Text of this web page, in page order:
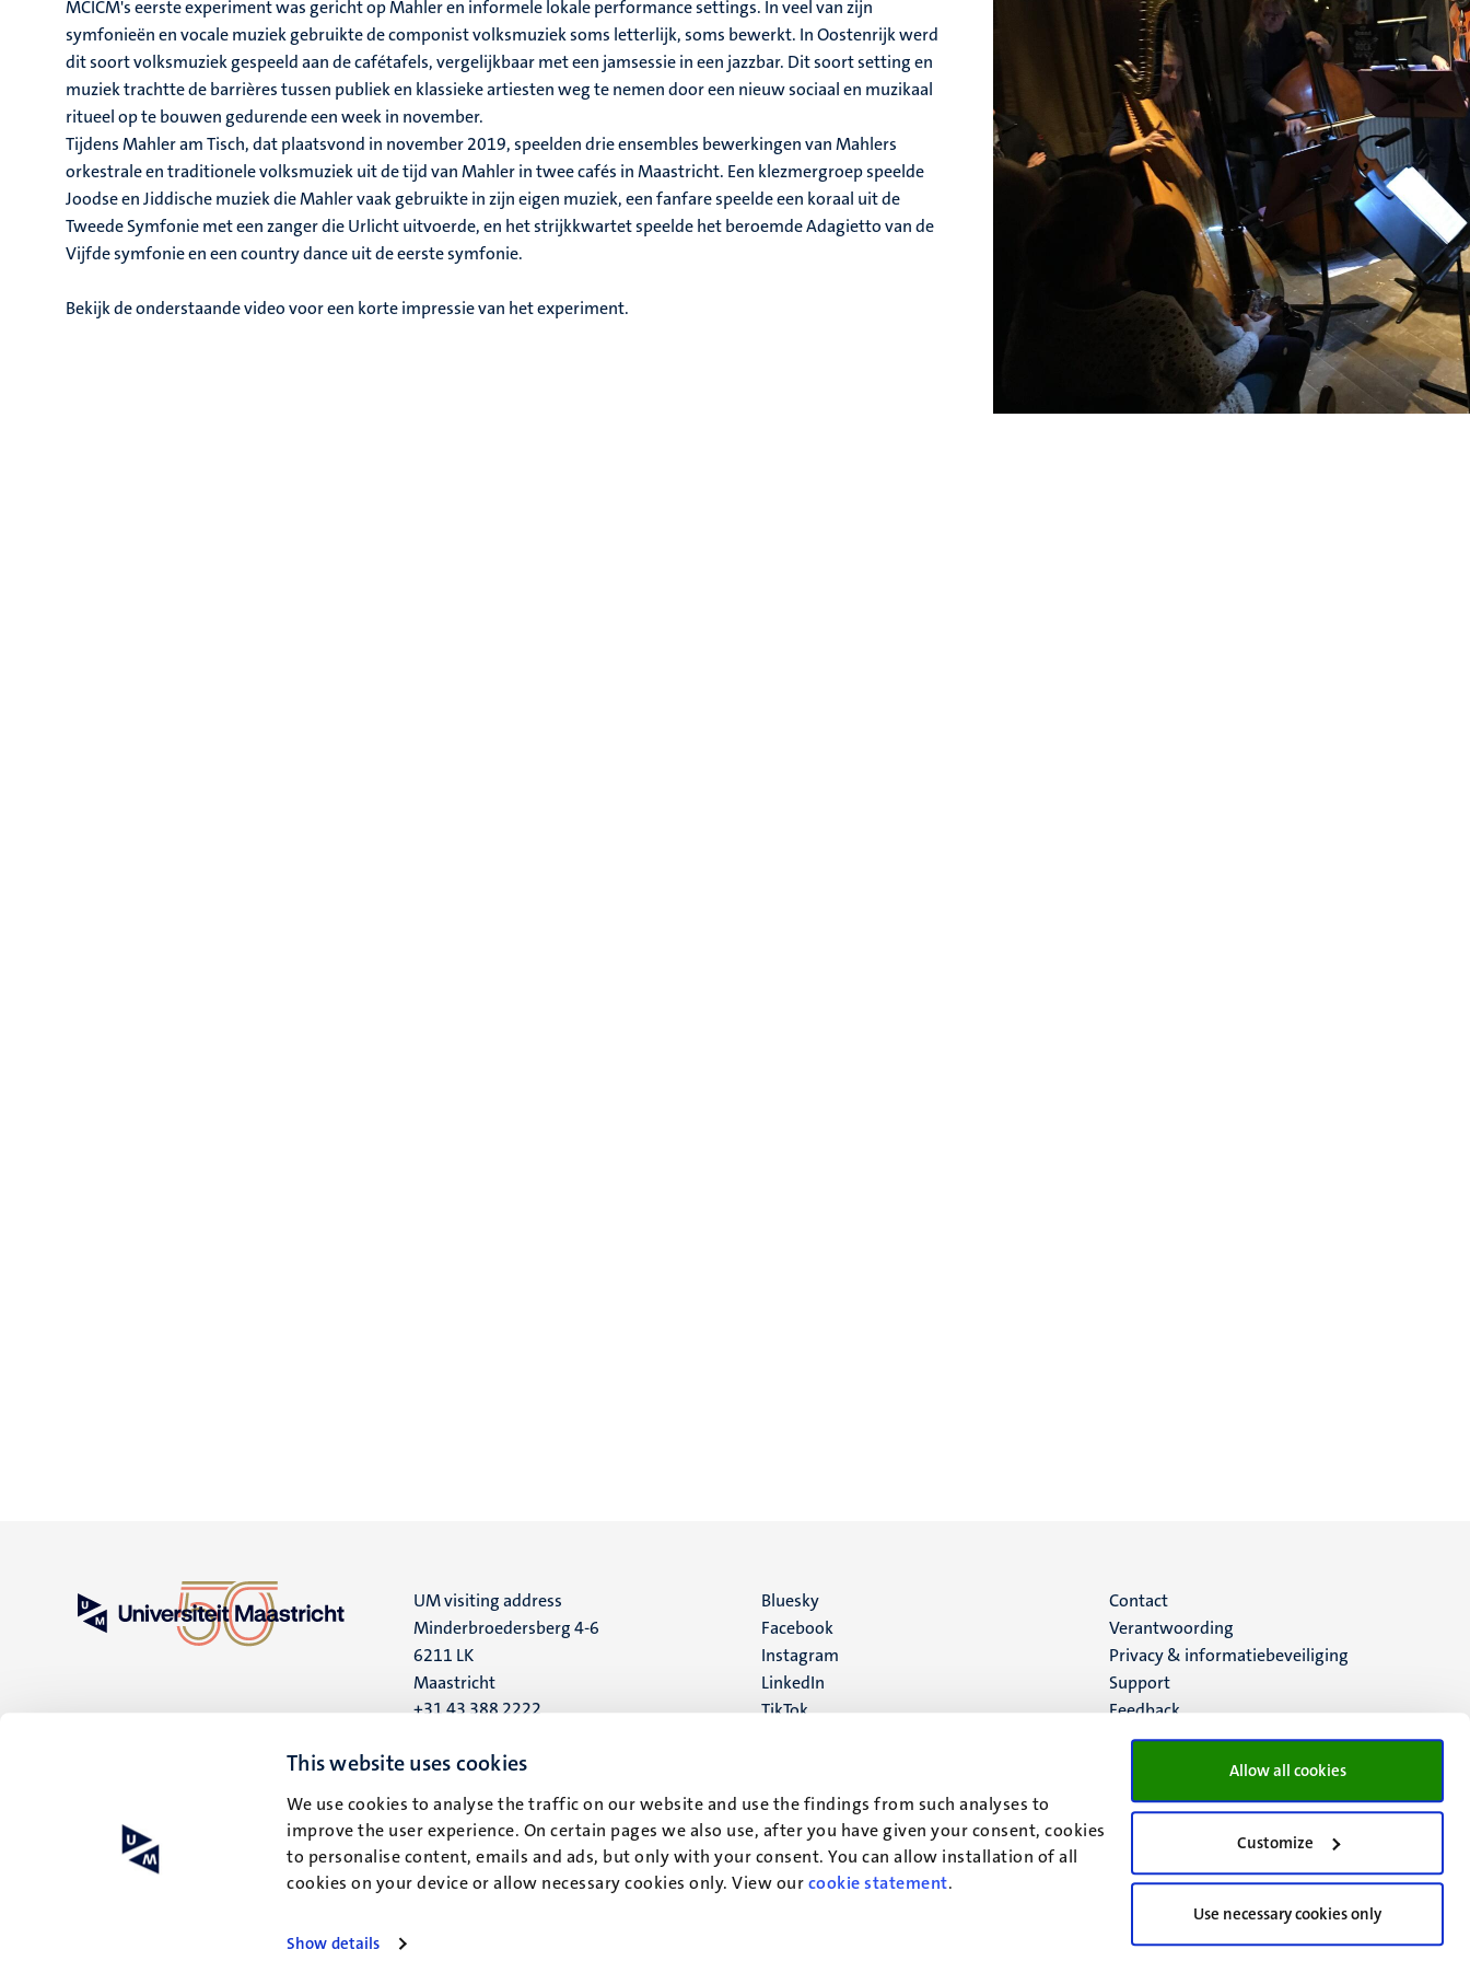
This website uses cookies
We use cookies to analyse the traffic on our website and use the findings from such analyses to
improve the user experience. On certain pages we also use, after you have given your consent, cookies
to personalise content, emails and ads, but only with your consent. You can allow installation of all
cookies on your device or allow necessary cookies only. View ourcookie statement.
Show details
Allow all cookies
Customize
Use necessary cookies only
MCICM's eerste experiment was gericht op Mahler en informele lokale performance settings. In veel van zijn
symfonieën en vocale muziek gebruikte de componist volksmuziek soms letterlijk, soms bewerkt. In Oostenrijk werd
dit soort volksmuziek gespeeld aan de cafétafels, vergelijkbaar met een jamsessie in een jazzbar. Dit soort setting en
muziek trachtte de barrières tussen publiek en klassieke artiesten weg te nemen door een nieuw sociaal en muzikaal
ritueel op te bouwen gedurende een week in november.
Tijdens Mahler am Tisch, dat plaatsvond in november 2019, speelden drie ensembles bewerkingen van Mahlers
orkestrale en traditionele volksmuziek uit de tijd van Mahler in twee cafés in Maastricht. Een klezmergroep speelde
Joodse en Jiddische muziek die Mahler vaak gebruikte in zijn eigen muziek, een fanfare speelde een koraal uit de
Tweede Symfonie met een zanger die Urlicht uitvoerde, en het strijkkwartet speelde het beroemde Adagietto van de
Vijfde symfonie en een country dance uit de eerste symfonie.
Bekijk de onderstaande video voor een korte impressie van het experiment.
UM visiting address
Minderbroedersberg 4-6
6211 LK
Maastricht
+31 43 388 2222
UM postal address
6200 MD
Maastricht
Social
media
Bluesky
Facebook
Instagram
LinkedIn
TikTok
Menu
footer
(NL)
Contact
Verantwoording
Privacy & informatiebeveiliging
Support
Feedback